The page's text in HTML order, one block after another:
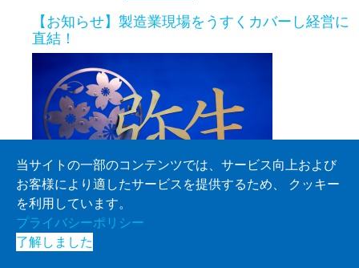
【お知らせ】製造業現場をうすくカバーし経営に
直結！
インフォメーション
2025-08-21
当サイトの一部のコンテンツでは、サービス向上および
お客様により適したサービスを提供するため、 クッキー
を利用しています。
プライバシーポリシー
了解しました